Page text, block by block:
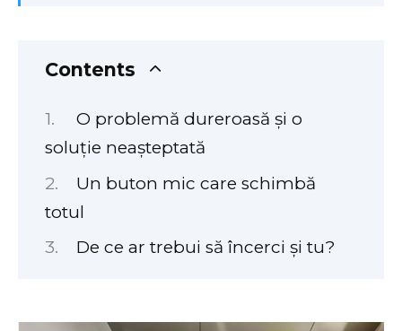
Contents
O problemă dureroasă și o
soluție neașteptată
Un buton mic care schimbă
totul
De ce ar trebui să încerci și tu?